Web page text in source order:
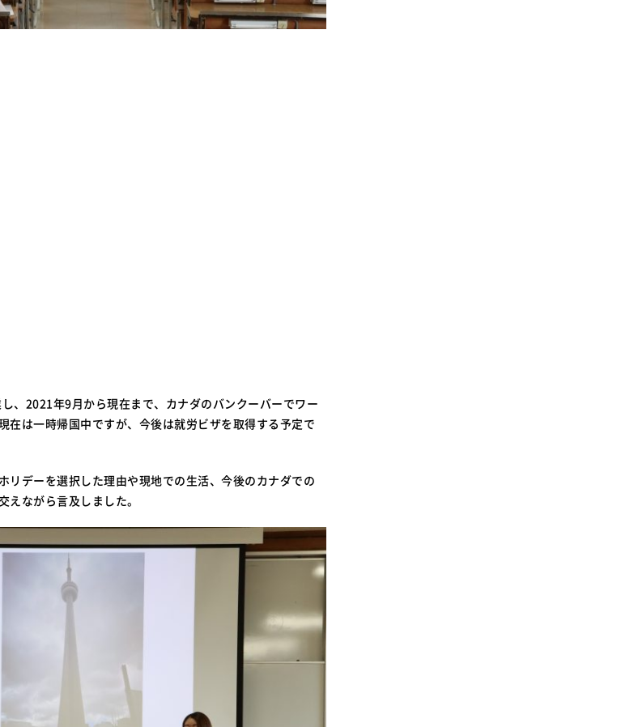
、2021年9月から現在まで、カナダのバンクーバーでワー
在は一時帰国中ですが、今後は就労ビザを取得する予定で
リデーを選択した理由や現地での生活、今後のカナダでの
ながら言及しました。